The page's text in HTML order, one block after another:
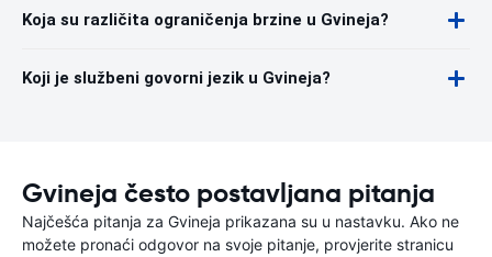
Koja su različita ograničenja brzine u Gvineja?
Koji je službeni govorni jezik u Gvineja?
Gvineja često postavljana pitanja
Najčešća pitanja za Gvineja prikazana su u nastavku. Ako ne
možete pronaći odgovor na svoje pitanje, provjerite stranicu